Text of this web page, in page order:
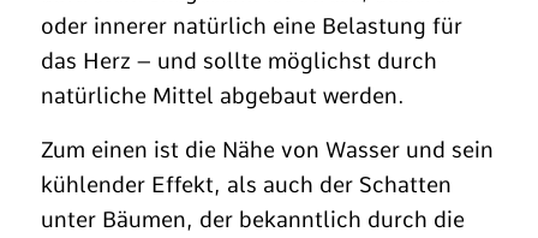
oder innerer natürlich eine Belastung für
das Herz – und sollte möglichst durch
natürliche Mittel abgebaut werden.
Zum einen ist die Nähe von Wasser und sein
kühlender Effekt, als auch der Schatten
unter Bäumen, der bekanntlich durch die